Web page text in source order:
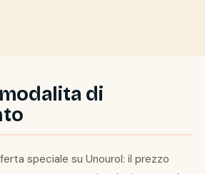
di
speciale su Unourol: il prezzo